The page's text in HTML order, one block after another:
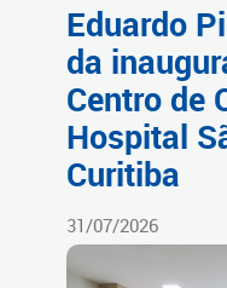
Eduardo
da
Centro de
Hospital
Curitiba
31/07/2026